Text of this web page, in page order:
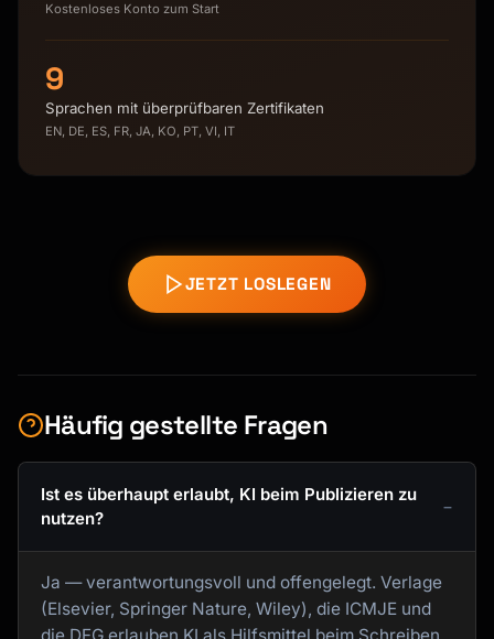
Kostenloses Konto zum Start
9
Sprachen mit überprüfbaren Zertifikaten
EN, DE, ES, FR, JA, KO, PT, VI, IT
JETZT LOSLEGEN
Häufig gestellte Fragen
Ist es überhaupt erlaubt, KI beim Publizieren zu
nutzen?
Ja — verantwortungsvoll und offengelegt. Verlage
(Elsevier, Springer Nature, Wiley), die ICMJE und